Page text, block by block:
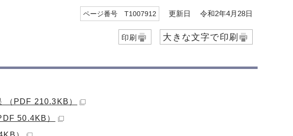
ページ番号 T1007912 更新日 令和2年4月28日
印刷 大きな文字で印刷
PDF 210.3KB）
50.4KB）